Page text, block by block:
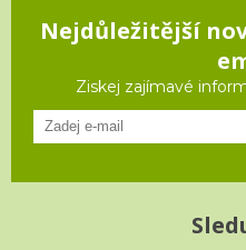
Nejdůležitější
Ziskej zajímavé